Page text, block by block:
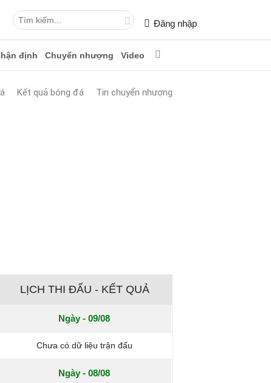
Đăng nhập
định Chuyển nhượng Video
Kết quả bóng đá Tin chuyển nhượng
LỊCH THI ĐẤU - KẾT QUẢ
Ngày - 09/08
Chưa có dữ liệu trận đấu
Ngày - 08/08